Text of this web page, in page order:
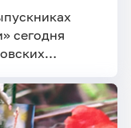
сегодня